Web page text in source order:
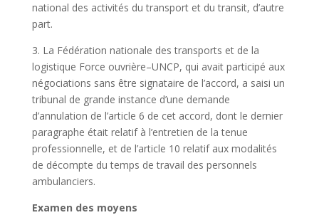
national des activités du transport et du transit, d’autre
part.
3. La Fédération nationale des transports et de la
logistique Force ouvrière–UNCP, qui avait participé aux
négociations sans être signataire de l’accord, a saisi un
tribunal de grande instance d’une demande
d’annulation de l’article 6 de cet accord, dont le dernier
paragraphe était relatif à l’entretien de la tenue
professionnelle, et de l’article 10 relatif aux modalités
de décompte du temps de travail des personnels
ambulanciers.
Examen des moyens